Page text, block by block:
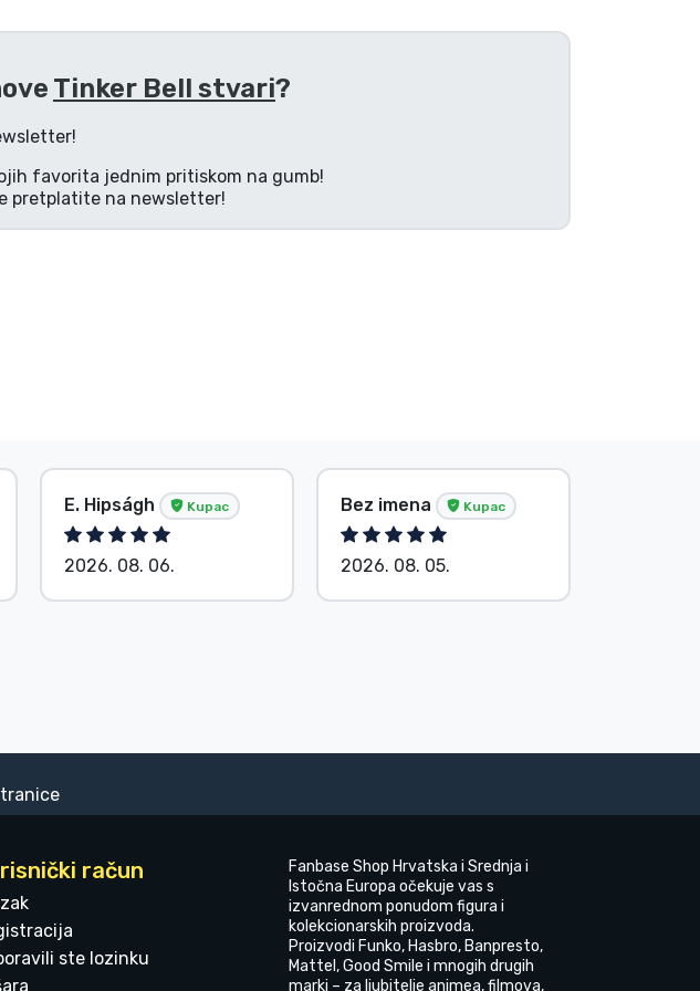
Tinker Bell stvari?
favorita jednim pritiskom na gumb!
pretplatite na newsletter!
E. Hipságh Kupac
2026. 08. 06.
Bez imena Kupac
2026. 08. 05.
račun
ste lozinku
Fanbase Shop Hrvatska i Srednja i
Istočna Europa očekuje vas s
izvanrednom ponudom figura i
kolekcionarskih proizvoda.
Proizvodi Funko, Hasbro, Banpresto,
Mattel, Good Smile i mnogih drugih
marki – za ljubitelje animea, filmova,